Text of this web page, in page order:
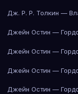
Дж. Р. Р. Толкин —
Джейн Остин —
Джейн Остин —
Джейн Остин —
Джейн Остин —